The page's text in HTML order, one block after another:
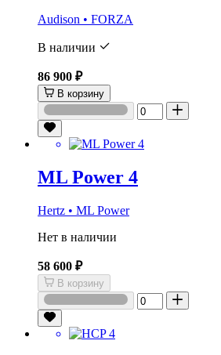
Audison • FORZA
В наличии
86 900 ₽
В корзину
ML Power 4
Hertz • ML Power
Нет в наличии
58 600 ₽
В корзину